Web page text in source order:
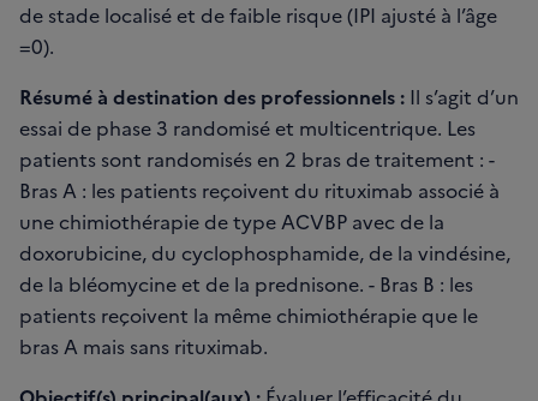
de stade localisé et de faible risque (IPI ajusté à l’âge
=0).
Résumé à destination des professionnels : Il s’agit d’un
essai de phase 3 randomisé et multicentrique. Les
patients sont randomisés en 2 bras de traitement : -
Bras A : les patients reçoivent du rituximab associé à
une chimiothérapie de type ACVBP avec de la
doxorubicine, du cyclophosphamide, de la vindésine,
de la bléomycine et de la prednisone. - Bras B : les
patients reçoivent la même chimiothérapie que le
bras A mais sans rituximab.